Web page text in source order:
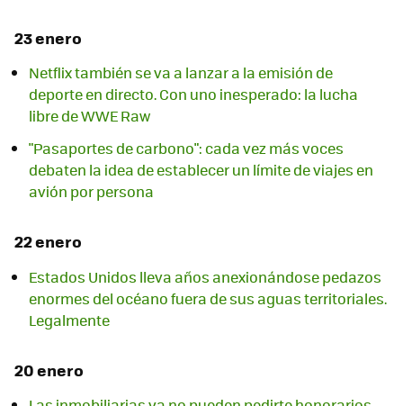
23 enero
Netflix también se va a lanzar a la emisión de
deporte en directo. Con uno inesperado: la lucha
libre de WWE Raw
"Pasaportes de carbono": cada vez más voces
debaten la idea de establecer un límite de viajes en
avión por persona
22 enero
Estados Unidos lleva años anexionándose pedazos
enormes del océano fuera de sus aguas territoriales.
Legalmente
20 enero